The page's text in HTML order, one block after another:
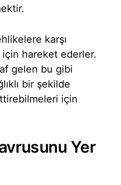
karşı
için hareket ederler.
gelen bu gibi
bir şekilde
için
Yer